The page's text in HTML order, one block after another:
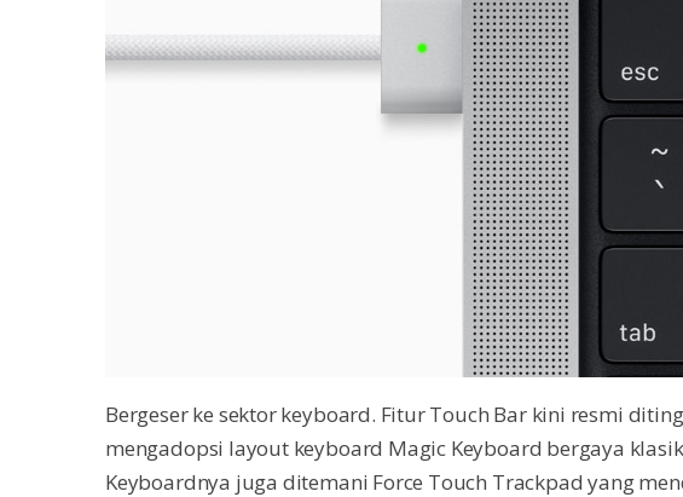
Bergeser ke sektor keyboard. Fitur Touch Bar kini resmi
mengadopsi layout keyboard Magic Keyboard bergaya
Keyboardnya juga ditemani Force Touch Trackpad yang